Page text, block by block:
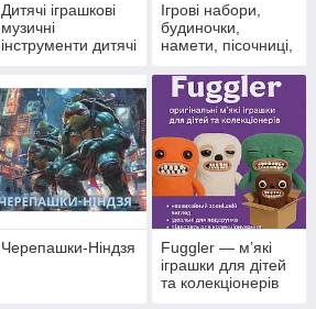
Дитячі іграшкові
музичні
інструменти дитячі
Ігрові набори,
будиночки,
намети, пісочниці,
Черепашки-Ніндзя
Fuggler — м’які
іграшки для дітей
та колекціонерів